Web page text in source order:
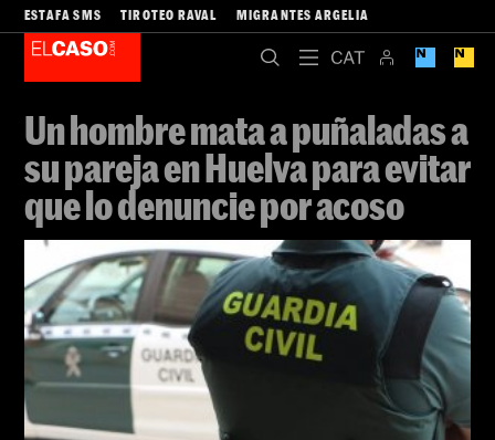
ESTAFA SMS TIROTEO RAVAL MIGRANTES ARGELIA
Un hombre mata a puñaladas a
su pareja en Huelva para evitar
que lo denuncie por acoso